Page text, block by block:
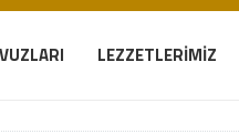
LEZZETLERIMIZ